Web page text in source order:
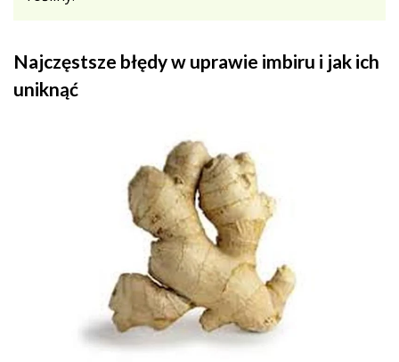
Najczęstsze błędy w uprawie imbiru i jak ich
uniknąć